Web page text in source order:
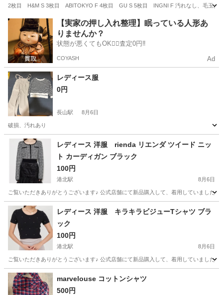
2枚目 H&M S 3枚目 ABITOKYO F 4枚目 GU S 5枚目 INGNI F 汚れなし、毛玉あ
愛知 豊川市 長山駅 服/ファッション INGNI
【実家の押し入れ整理】眠っている人形あ
りませんか？
状態が悪くてもOK🙆‍♀️査定0円‼️
COYASH Ad
レディース服
0円
長山駅 8月6日
破損、汚れあり
愛知 豊川市 長山駅 服/ファッション
レディース 洋服 rienda リエンダ ツイード ニッ
ト カーディガン ブラック
100円
港北駅 8月6日
ご覧いただきありがとうございます♪ 公式店舗にて新品購入して、着用していました
愛知 名古屋市 港北駅 服/ファッション
レディース 洋服 キラキラビジューTシャツ ブラ
ック
100円
港北駅 8月6日
ご覧いただきありがとうございます♪ 公式店舗にて新品購入して、着用していました
愛知 名古屋市 服/ファッション
marvelouse コットンシャツ
500円